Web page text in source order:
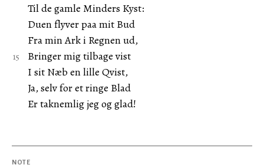
Til de gamle Minders Kyst:
Duen flyver paa mit Bud
Fra min Ark i Regnen ud,
Bringer mig tilbage vist
I sit Næb en lille Qvist,
Ja, selv for et ringe Blad
Er taknemlig jeg og glad!
NOTE